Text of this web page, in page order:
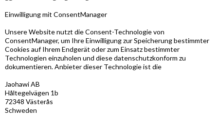
Einwilligung mit ConsentManager
Unsere Website nutzt die Consent-Technologie von
ConsentManager, um Ihre Einwilligung zur Speicherung bestimmter
Cookies auf Ihrem Endgerät oder zum Einsatz bestimmter
Technologien einzuholen und diese datenschutzkonform zu
dokumentieren. Anbieter dieser Technologie ist die
Jaohawi AB
Håltegelvägen 1b
72348 Västerås
Schweden